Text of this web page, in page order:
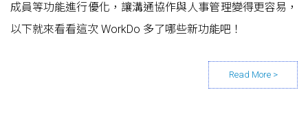
成員等功能進行優化，讓溝通協作與人事管理變得更容易，
以下就來看看這次 WorkDo 多了哪些新功能吧！